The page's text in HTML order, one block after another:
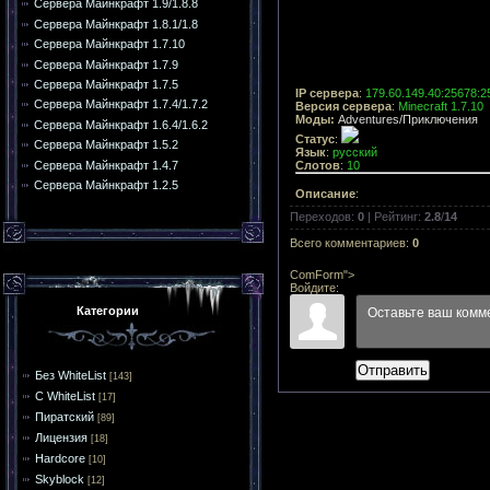
Сервера Майнкрафт 1.9/1.8.8
Сервера Майнкрафт 1.8.1/1.8
Сервера Майнкрафт 1.7.10
Сервера Майнкрафт 1.7.9
Сервера Майнкрафт 1.7.5
Сервера Майнкрафт 1.7.4/1.7.2
Сервера Майнкрафт 1.6.4/1.6.2
Сервера Майнкрафт 1.5.2
Сервера Майнкрафт 1.4.7
Сервера Майнкрафт 1.2.5
Категории
Без WhiteList [143]
С WhiteList [17]
Пиратский [89]
Лицензия [18]
Hardcore [10]
Skyblock [12]
IP сервера:
Версия сервера: Minecraft 1.7.10
Моды: Adventures/Приключения
Статус:
Язык: русский
Слотов: 10
Описание:
Переходов: 0 | Рейтинг: 2.8/14
Всего комментариев: 0
ComForm">
Войдите:
Отправить